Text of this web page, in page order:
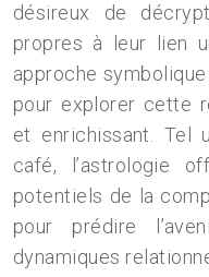
désireux de
propres à leur lien
approche
pour explorer cette
et enrichissant. Tel
café, l’astrologie
potentiels de la
pour prédire
dynamiques